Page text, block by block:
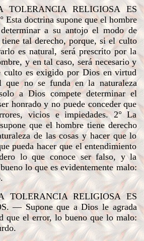
TOLERANCIA RELIGIOSA ES
doctrina supone que el hombre
a su antojo el modo de
tal derecho, porque, si el culto
es natural, será prescrito por la
y en tal caso, será necesario y
culto es exigido por Dios en virtud
que no se funda en la naturaleza
a Dios compete determinar el
honrado y no puede conceder que
vicios e impiedades. 2° La
que el hombre tiene derecho
de las cosas y hacer que lo
pueda hacer que el entendimiento
lo que conoce ser falso, y la
lo que es evidentemente malo:
TOLERANCIA RELIGIOSA ES
. — Supone que a Dios le agrada
que el error, lo bueno que lo malo: